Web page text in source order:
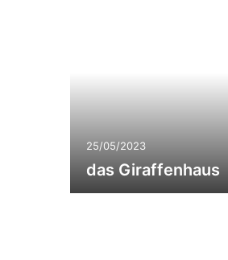
25/05/2023
das Giraffenhaus